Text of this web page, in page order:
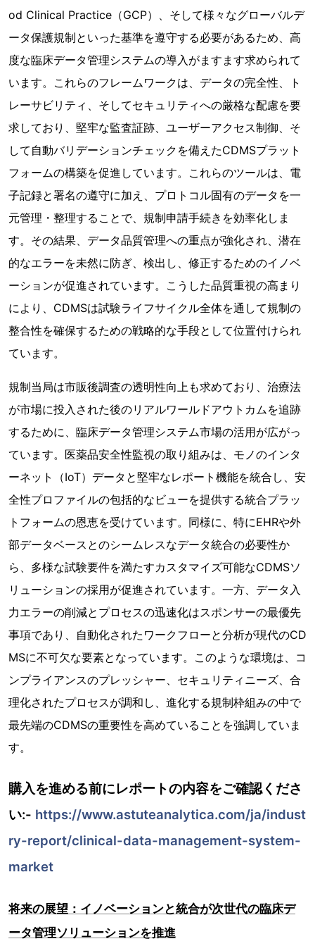
od Clinical Practice（GCP）、そして様々なグローバルデ
ータ保護規制といった基準を遵守する必要があるため、高
度な臨床データ管理システムの導入がますます求められて
います。これらのフレームワークは、データの完全性、ト
レーサビリティ、そしてセキュリティへの厳格な配慮を要
求しており、堅牢な監査証跡、ユーザーアクセス制御、そ
して自動バリデーションチェックを備えたCDMSプラット
フォームの構築を促進しています。これらのツールは、電
子記録と署名の遵守に加え、プロトコル固有のデータを一
元管理・整理することで、規制申請手続きを効率化しま
す。その結果、データ品質管理への重点が強化され、潜在
的なエラーを未然に防ぎ、検出し、修正するためのイノベ
ーションが促進されています。こうした品質重視の高まり
により、CDMSは試験ライフサイクル全体を通して規制の
整合性を確保するための戦略的な手段として位置付けられ
ています。
規制当局は市販後調査の透明性向上も求めており、治療法
が市場に投入された後のリアルワールドアウトカムを追跡
するために、臨床データ管理システム市場の活用が広がっ
ています。医薬品安全性監視の取り組みは、モノのインタ
ーネット（IoT）データと堅牢なレポート機能を統合し、安
全性プロファイルの包括的なビューを提供する統合プラッ
トフォームの恩恵を受けています。同様に、特にEHRや外
部データベースとのシームレスなデータ統合の必要性か
ら、多様な試験要件を満たすカスタマイズ可能なCDMSソ
リューションの採用が促進されています。一方、データ入
力エラーの削減とプロセスの迅速化はスポンサーの最優先
事項であり、自動化されたワークフローと分析が現代のCD
MSに不可欠な要素となっています。このような環境は、コ
ンプライアンスのプレッシャー、セキュリティニーズ、合
理化されたプロセスが調和し、進化する規制枠組みの中で
最先端のCDMSの重要性を高めていることを強調していま
す。
購入を進める前にレポートの内容をご確認くださ
い:- https://www.astuteanalytica.com/ja/indust
ry-report/clinical-data-management-system-
market
将来の展望：イノベーションと統合が次世代の臨床デ
ータ管理ソリューションを推進